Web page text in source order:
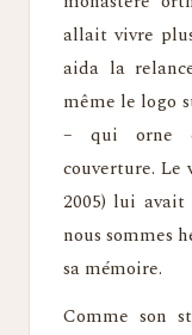
allait vivre
aida la
même le logo
– qui orne
couverture. Le
2005) lui avait
nous sommes
sa mémoire.
Comme son